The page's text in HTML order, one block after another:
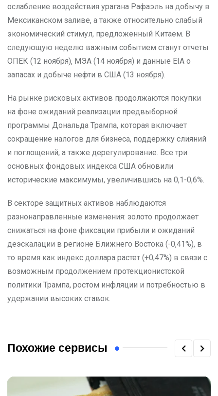
ослабление воздействия урагана Рафаэль на добычу в
Мексиканском заливе, а также относительно слабый
экономический стимул, предложенный Китаем. В
следующую неделю важным событием станут отчеты
ОПЕК (12 ноября), МЭА (14 ноября) и данные EIA о
запасах и добыче нефти в США (13 ноября).
На рынке рисковых активов продолжаются покупки
на фоне ожиданий реализации предвыборной
программы Дональда Трампа, которая включает
сокращение налогов для бизнеса, поддержку слияний
и поглощений, а также дерегулирование. Все три
основных фондовых индекса США обновили
исторические максимумы, увеличившись на 0,1-0,6%.
В секторе защитных активов наблюдаются
разнонаправленные изменения: золото продолжает
снижаться на фоне фиксации прибыли и ожиданий
деэскалации в регионе Ближнего Востока (-0,41%), в
то время как индекс доллара растет (+0,47%) в связи с
возможным продолжением протекционистской
политики Трампа, ростом инфляции и потребностью в
удержании высоких ставок.
Похожие сервисы